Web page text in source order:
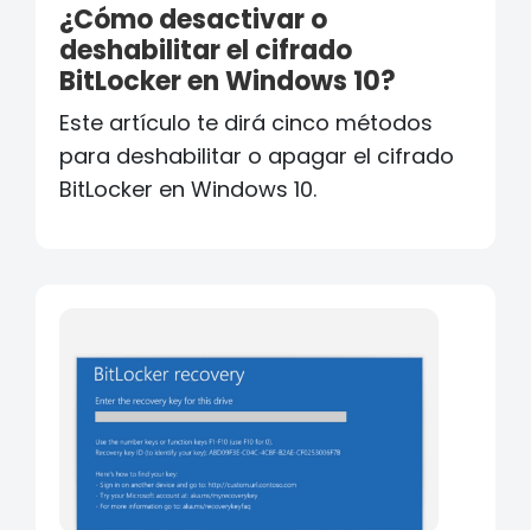
¿Cómo desactivar o
deshabilitar el cifrado
BitLocker en Windows 10?
Este artículo te dirá cinco métodos
para deshabilitar o apagar el cifrado
BitLocker en Windows 10.